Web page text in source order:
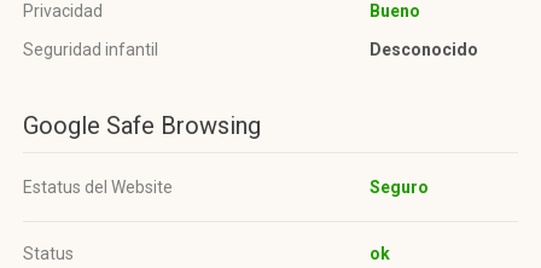
Privacidad
Bueno
Seguridad infantil
Desconocido
Google Safe Browsing
Estatus del Website Seguro
Status ok